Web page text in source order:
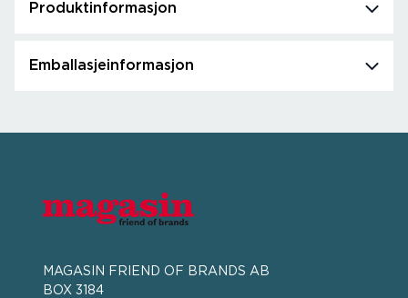
Produktinformasjon
Emballasjeinformasjon
MAGASIN FRIEND OF BRANDS AB
BOX 3184